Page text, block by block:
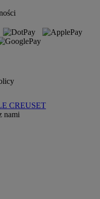
CREUSET
nami